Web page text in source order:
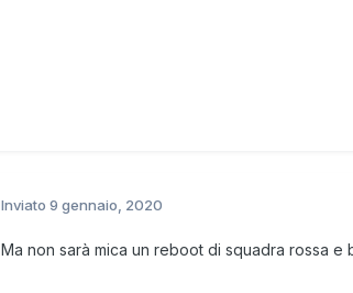
Inviato 9 gennaio, 2020
Ma non sarà mica un reboot di squadra rossa e